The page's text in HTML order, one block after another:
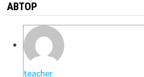
АВТОР
teacher